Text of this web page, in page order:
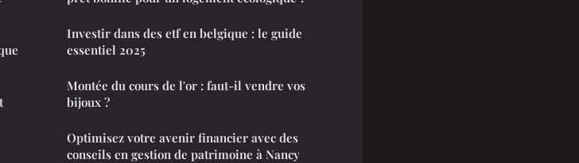
Investir dans des etf en belgique : le guide
essentiel 2025
Montée du cours de l'or : faut-il vendre vos
bijoux ?
Optimisez votre avenir financier avec des
conseils en gestion de patrimoine à Nancy